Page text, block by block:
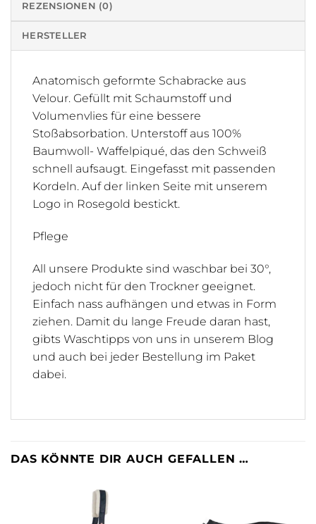
REZENSIONEN (0)
HERSTELLER
Anatomisch geformte Schabracke aus
Velour. Gefüllt mit Schaumstoff und
Volumenvlies für eine bessere
Stoßabsorbation. Unterstoff aus 100%
Baumwoll- Waffelpiqué, das den Schweiß
schnell aufsaugt. Eingefasst mit passenden
Kordeln. Auf der linken Seite mit unserem
Logo in Rosegold bestickt.
Pflege
All unsere Produkte sind waschbar bei 30°,
jedoch nicht für den Trockner geeignet.
Einfach nass aufhängen und etwas in Form
ziehen. Damit du lange Freude daran hast,
gibts Waschtipps von uns in unserem Blog
und auch bei jeder Bestellung im Paket
dabei.
DAS KÖNNTE DIR AUCH GEFALLEN …